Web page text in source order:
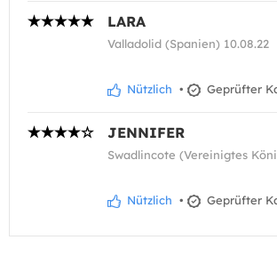
LARA
Valladolid (Spanien) 10.08.22
Nützlich • Geprüfter
JENNIFER
Swadlincote (Vereinigtes
Nützlich • Geprüfter